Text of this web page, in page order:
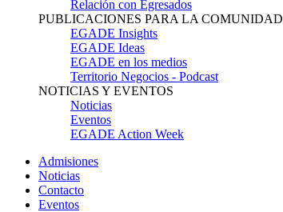
Relación con Egresados
PUBLICACIONES PARA LA COMUNIDAD
EGADE Insights
EGADE Ideas
EGADE en los medios
Territorio Negocios - Podcast
NOTICIAS Y EVENTOS
Noticias
Eventos
EGADE Action Week
Admisiones
Noticias
Contacto
Eventos